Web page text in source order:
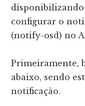
configurar o
(notify-osd) no
Primeiramente,
abaixo, sendo
notificação.